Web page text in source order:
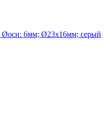
Øоси: 6мм; Ø23x16мм; серый